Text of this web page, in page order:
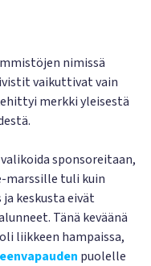
nimissä
vaikuttivat vain
merkki yleisestä
sponsoreitaan,
marssille tuli kuin
keskusta eivät
Tänä keväänä
oli liikkeen hampaissa,
puolelle